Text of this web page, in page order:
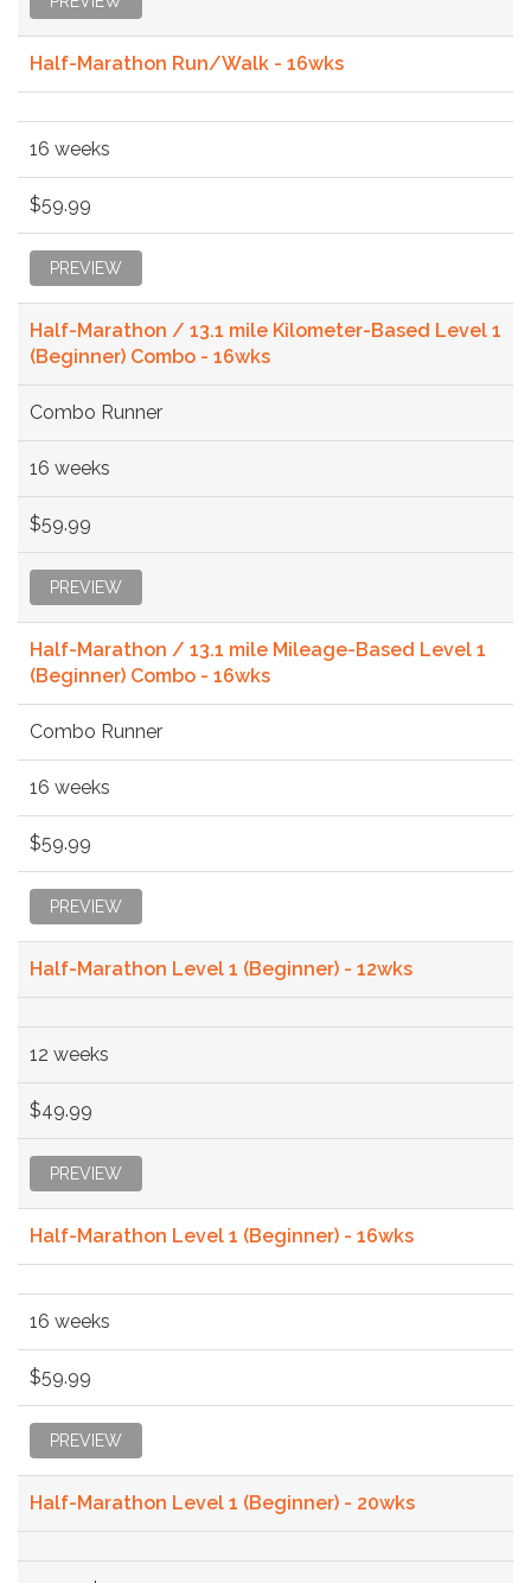
Half-Marathon Run/Walk - 16wks
16 weeks
$59.99
PREVIEW
Half-Marathon / 13.1 mile Kilometer-Based Level 1
(Beginner) Combo - 16wks
Combo Runner
16 weeks
$59.99
PREVIEW
Half-Marathon / 13.1 mile Mileage-Based Level 1
(Beginner) Combo - 16wks
Combo Runner
16 weeks
$59.99
PREVIEW
Half-Marathon Level 1 (Beginner) - 12wks
12 weeks
$49.99
PREVIEW
Half-Marathon Level 1 (Beginner) - 16wks
16 weeks
$59.99
PREVIEW
Half-Marathon Level 1 (Beginner) - 20wks